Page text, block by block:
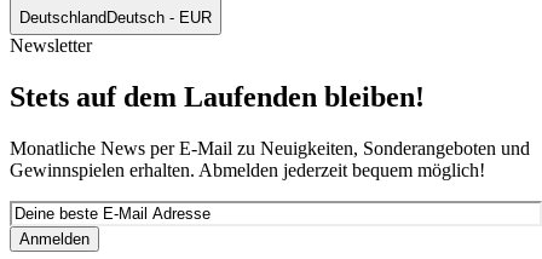
Deutschland Deutsch - EUR
Newsletter
Stets auf dem Laufenden bleiben!
Monatliche News per E-Mail zu Neuigkeiten, Sonderangeboten und
Gewinnspielen erhalten. Abmelden jederzeit bequem möglich!
Anmelden